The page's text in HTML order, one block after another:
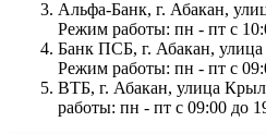
Альфа-Банк, г. Абакан,
Режим работы: пн - пт с
Банк ПСБ, г. Абакан,
Режим работы: пн - пт с
ВТБ, г. Абакан, улица
работы: пн - пт с 09:00 до